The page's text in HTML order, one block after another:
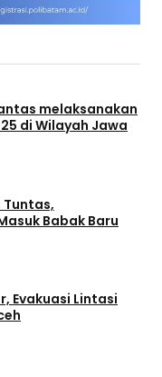
melaksanakan
di Wilayah Jawa
Tuntas,
Babak Baru
Evakuasi Lintasi